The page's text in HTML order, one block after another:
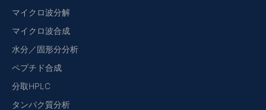
マイクロ波分解
マイクロ波合成
水分／固形分分析
ペプチド合成
分取HPLC
タンパク質分析